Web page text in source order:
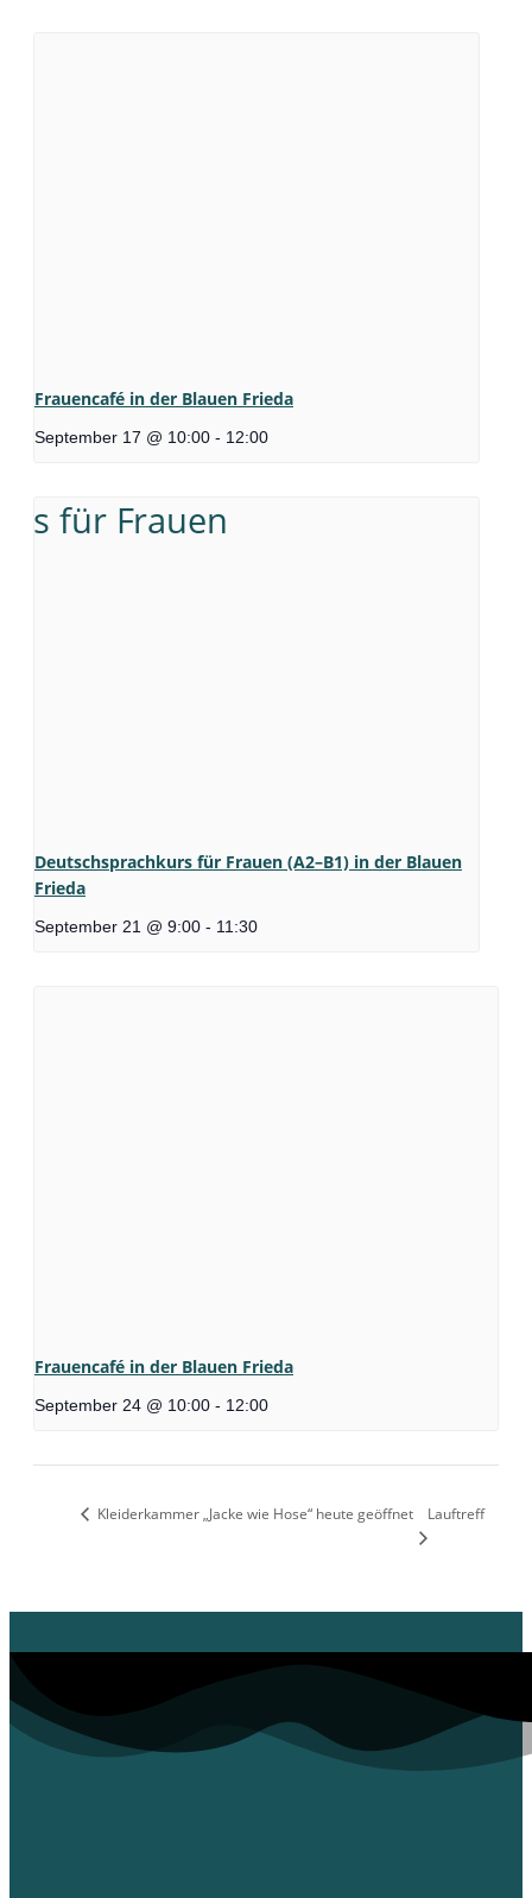
Frauencafé in der Blauen Frieda
September 17 @ 10:00 - 12:00
Deutschsprachkurs für Frauen (A2–B1) in der Blauen
Frieda
September 21 @ 9:00 - 11:30
Frauencafé in der Blauen Frieda
September 24 @ 10:00 - 12:00
Kleiderkammer „Jacke wie Hose“ heute geöffnet Lauftreff